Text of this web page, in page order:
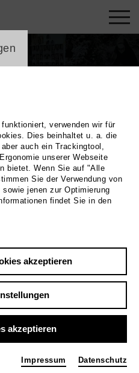
Zimmer" von Anna Behringer in der
verwenden wir für
Dies beinhaltet u. a. die
auch ein Trackingtool,
unserer Webseite
bietet. Wenn Sie auf "Alle
Sie der Verwendung von
jenen zur Optimierung
findet Sie in den
akzeptieren
akzeptieren
Impressum Datenschutz